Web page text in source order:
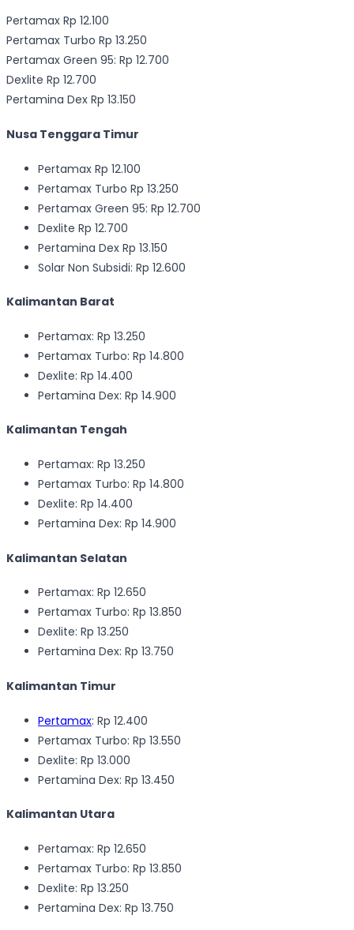
Pertamax Rp 12.100
Pertamax Turbo Rp 13.250
Pertamax Green 95: Rp 12.700
Dexlite Rp 12.700
Pertamina Dex Rp 13.150
Nusa Tenggara Timur
Pertamax Rp 12.100
Pertamax Turbo Rp 13.250
Pertamax Green 95: Rp 12.700
Dexlite Rp 12.700
Pertamina Dex Rp 13.150
Solar Non Subsidi: Rp 12.600
Kalimantan Barat
Pertamax: Rp 13.250
Pertamax Turbo: Rp 14.800
Dexlite: Rp 14.400
Pertamina Dex: Rp 14.900
Kalimantan Tengah
Pertamax: Rp 13.250
Pertamax Turbo: Rp 14.800
Dexlite: Rp 14.400
Pertamina Dex: Rp 14.900
Kalimantan Selatan
Pertamax: Rp 12.650
Pertamax Turbo: Rp 13.850
Dexlite: Rp 13.250
Pertamina Dex: Rp 13.750
Kalimantan Timur
Pertamax: Rp 12.400
Pertamax Turbo: Rp 13.550
Dexlite: Rp 13.000
Pertamina Dex: Rp 13.450
Kalimantan Utara
Pertamax: Rp 12.650
Pertamax Turbo: Rp 13.850
Dexlite: Rp 13.250
Pertamina Dex: Rp 13.750